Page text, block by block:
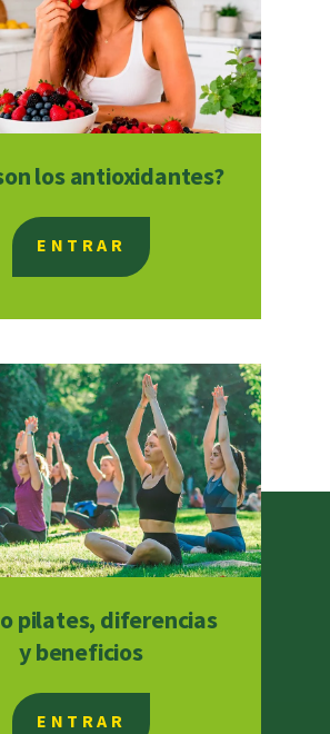
los antioxidantes?
ENTRAR
pilates, diferencias
y beneficios
ENTRAR